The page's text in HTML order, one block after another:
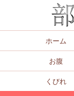
ホーム
お腹
くびれ